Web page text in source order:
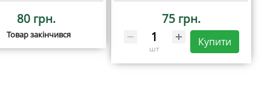
80 грн.
Товар закінчився
75 грн.
шт
Купити